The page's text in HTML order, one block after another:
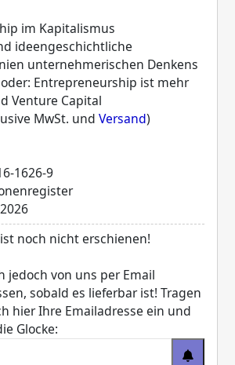
im Kapitalismus
ideengeschichtliche
unternehmerischen Denkens
Entrepreneurship ist mehr
Venture Capital
MwSt. und Versand)
1626-9
noch nicht erschienen!
jedoch von uns per Email
sobald es lieferbar ist! Tragen
hier Ihre Emailadresse ein und
Glocke: